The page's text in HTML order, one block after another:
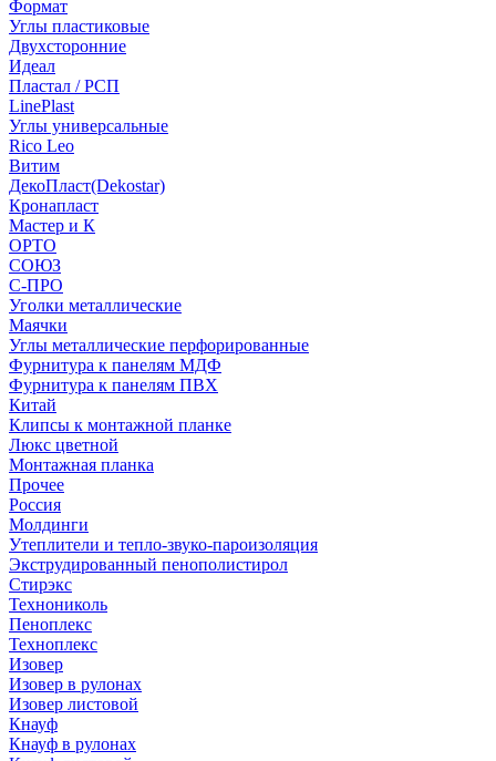
Формат
Углы пластиковые
Двухсторонние
Идеал
Пластал / РСП
LinePlast
Углы универсальные
Rico Leo
Витим
ДекоПласт(Dekostar)
Кронапласт
Мастер и К
ОРТО
СОЮЗ
С-ПРО
Уголки металлические
Маячки
Углы металлические перфорированные
Фурнитура к панелям МДФ
Фурнитура к панелям ПВХ
Китай
Клипсы к монтажной планке
Люкс цветной
Монтажная планка
Прочее
Россия
Молдинги
Утеплители и тепло-звуко-пароизоляция
Экструдированный пенополистирол
Стирэкс
Технониколь
Пеноплекс
Техноплекс
Изовер
Изовер в рулонах
Изовер листовой
Кнауф
Кнауф в рулонах